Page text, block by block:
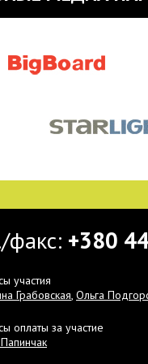
факс: +380
участия
Грабовская, Ольга
оплаты за участие